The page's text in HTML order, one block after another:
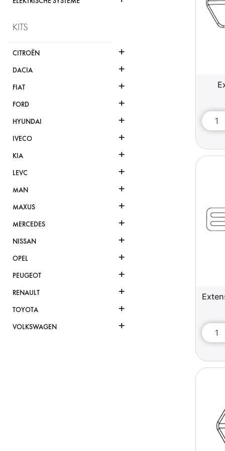
KITS
CITROËN +
DACIA +
FIAT +
FORD +
HYUNDAI +
IVECO +
KIA +
LEVC +
MAN +
MAXUS +
MERCEDES +
NISSAN +
OPEL +
PEUGEOT +
RENAULT +
TOYOTA +
VOLKSWAGEN +